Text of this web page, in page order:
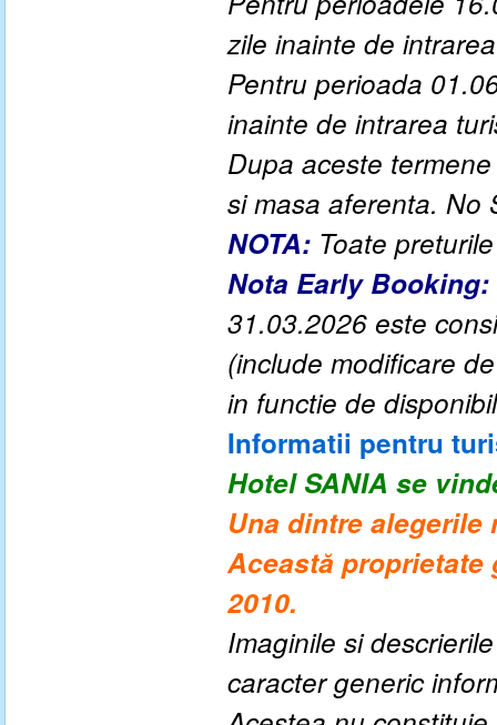
zile inainte de
Pentru perioada
inainte de intrarea
Dupa aceste
si masa aferenta. No
NOTA: Toate
Nota Early Booking:
31.03.2026 este
(include modificare
in functie de
Informatii pentru
Hotel SANIA se
Una dintre alegerile
Această proprietate
2010.
Imaginile si
caracter generic